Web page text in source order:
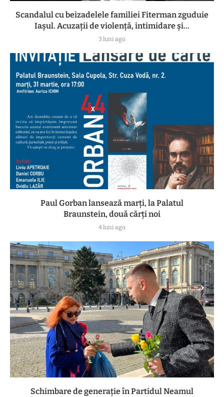
Scandalul cu beizadelele familiei Fiterman zguduie
Iașul. Acuzații de violență, intimidare și...
3 luni ago
Paul Gorban lansează marți, la Palatul
Braunstein, două cărți noi
4 luni ago
Schimbare de generație în Partidul Neamul